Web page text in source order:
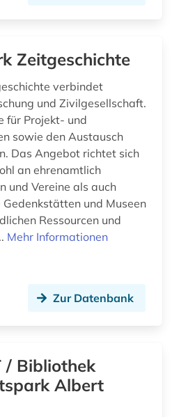
Zeitgeschichte
verbindet
und Zivilgesellschaft.
für Projekt- und
sowie den Austausch
Das Angebot richtet sich
an ehrenamtlich
und Vereine als auch
und Museen
Ressourcen und
Mehr Informationen
Zur Datenbank
/ Bibliothek
Albert